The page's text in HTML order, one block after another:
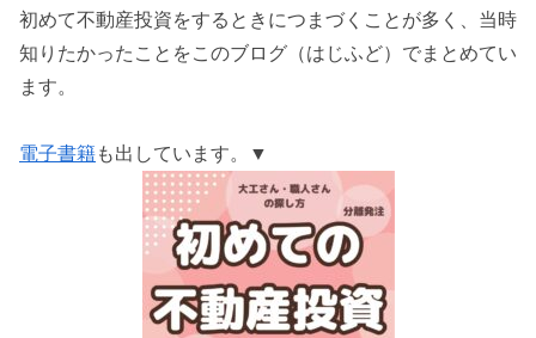
初めて不動産投資をするときにつまづくことが多く、当時
知りたかったことをこのブログ（はじふど）でまとめてい
ます。
電子書籍も出しています。▼